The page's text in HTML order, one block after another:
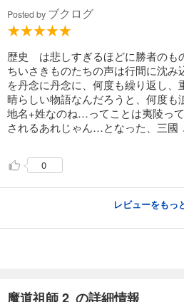
Posted by ブクログ
歴史 は悲しすぎるほどに勝者のも
ちいさきものたちの声は行間に沈
を丹念に丹念に、何度も繰り返し
晴らしい物語なんだろうと、何度
地名+姓なのね…ってことは夷陵っ
されるあれじゃん…となった、三國
0
レビューをもっ
魔道祖師 2 の詳細情報